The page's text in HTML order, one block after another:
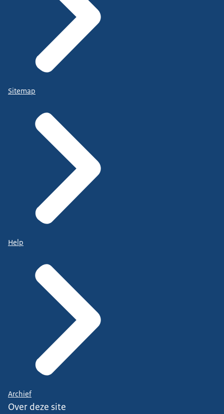
Sitemap
Help
Archief
Over deze site